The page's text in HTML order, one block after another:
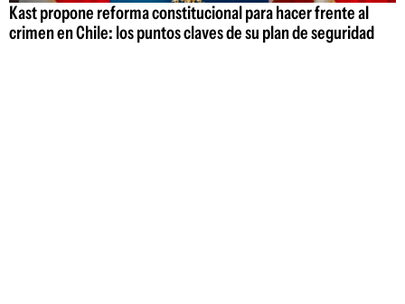
Kast propone reforma constitucional para hacer frente al
crimen en Chile: los puntos claves de su plan de seguridad